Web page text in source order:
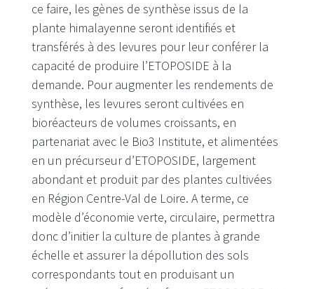
ce faire, les gènes de synthèse issus de la
plante himalayenne seront identifiés et
transférés à des levures pour leur conférer la
capacité de produire l’ETOPOSIDE à la
demande. Pour augmenter les rendements de
synthèse, les levures seront cultivées en
bioréacteurs de volumes croissants, en
partenariat avec le Bio3 Institute, et alimentées
en un précurseur d’ETOPOSIDE, largement
abondant et produit par des plantes cultivées
en Région Centre-Val de Loire. A terme, ce
modèle d’économie verte, circulaire, permettra
donc d’initier la culture de plantes à grande
échelle et assurer la dépollution des sols
correspondants tout en produisant un